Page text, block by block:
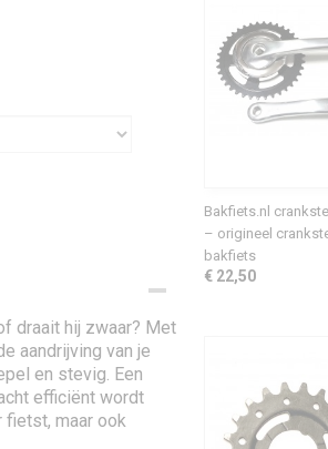
draait hij zwaar? Met
aandrijving van je
en stevig. Een
efficiënt wordt
fietst, maar ook
Bakfiets.nl
– origineel
bakfiets
€ 22,50